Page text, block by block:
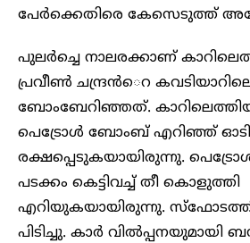
പേര്‍ക്കെതിരെ കേസെടുത്ത്
പുലര്‍ച്ചെ നാലരക്കാണ്
പ്രവീണ്‍ ചന്ദ്രന്‍െറ കവടിയാറിലെ
ബോംബേറിഞ്ഞത്.
പെട്രോള്‍ ബോംബ് എറിഞ്ഞ് ഓടി
രക്ഷപ്പെടുകയായിരുന്നു. പെട്രോള്‍
പടക്കം കെട്ടിവച്ച്‌ തീ കൊളുത്തി
എറിയുകയായിരുന്നു.
പിടിച്ചു. കാര്‍ വില്‍പ്പനയുമായി